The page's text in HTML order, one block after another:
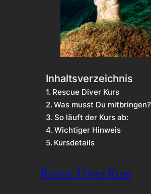
Inhaltsverzeichnis
Rescue Diver Kurs
Was musst Du mitbringen?
So läuft der Kurs ab:
Wichtiger Hinweis
Kursdetails
Rescue Diver Kurs